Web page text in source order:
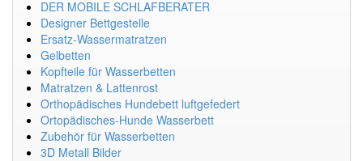
DER MOBILE SCHLAFBERATER
Designer Bettgestelle
Ersatz-Wassermatratzen
Gelbetten
Kopfteile für Wasserbetten
Matratzen & Lattenrost
Orthopädisches Hundebett luftgefedert
Ortopädisches-Hunde Wasserbett
Zubehör für Wasserbetten
3D Metall Bilder